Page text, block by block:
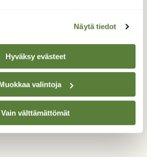
Näytä tiedot
Hyväksy evästeet
valintoja
Vain välttämättömät
Reijo Juurinen, Nuuksion
Syyskuu
LISTAAN